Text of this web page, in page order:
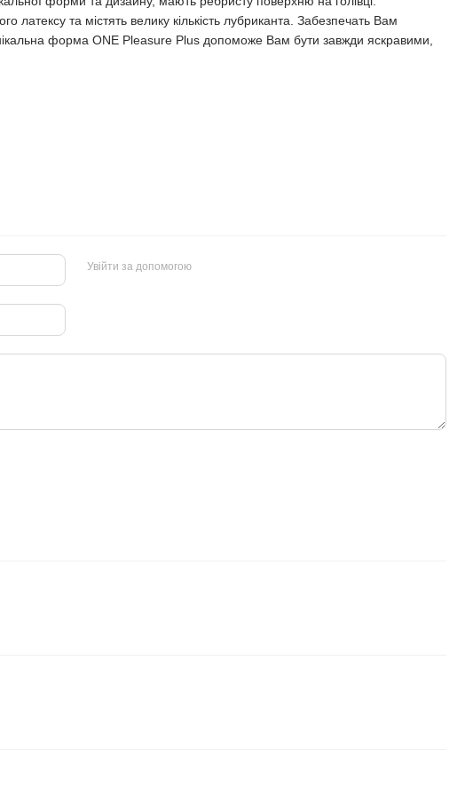
латексу та містять велику кількість лубриканта. Забезпечать Вам
форма ONE Pleasure Plus допоможе Вам бути завжди яскравими,
Увійти за допомогою